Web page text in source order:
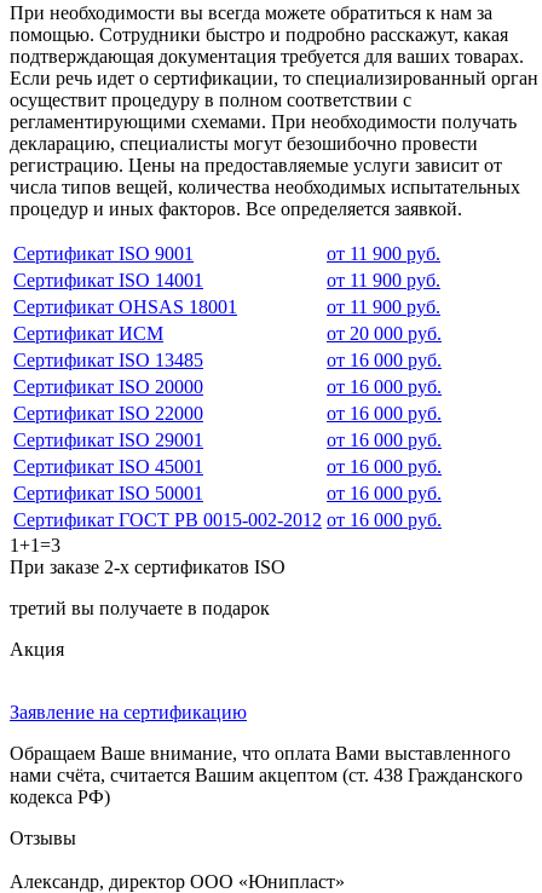
При необходимости вы всегда можете обратиться к нам за
помощью. Сотрудники быстро и подробно расскажут, какая
подтверждающая документация требуется для ваших товарах.
Если речь идет о сертификации, то специализированный орган
осуществит процедуру в полном соответствии с
регламентирующими схемами. При необходимости получать
декларацию, специалисты могут безошибочно провести
регистрацию. Цены на предоставляемые услуги зависит от
числа типов вещей, количества необходимых испытательных
процедур и иных факторов. Все определяется заявкой.
Сертификат ISO 9001
от 11 900 руб.
Сертификат ISO 14001
от 11 900 руб.
Сертификат OHSAS 18001
от 11 900 руб.
Сертификат ИСМ
от 20 000 руб.
Сертификат ISO 13485
от 16 000 руб.
Сертификат ISO 20000
от 16 000 руб.
Сертификат ISO 22000
от 16 000 руб.
Сертификат ISO 29001
от 16 000 руб.
Сертификат ISO 45001
от 16 000 руб.
Сертификат ISO 50001
от 16 000 руб.
Сертификат ГОСТ РВ 0015-002-2012 от 16 000 руб.
1+1=3
При заказе 2-х сертификатов ISO
третий вы получаете в подарок
Акция
Заявление на сертификацию
Обращаем Ваше внимание, что оплата Вами выставленного
нами счёта, считается Вашим акцептом (ст. 438 Гражданского
кодекса РФ)
Отзывы
Александр, директор ООО «Юнипласт»